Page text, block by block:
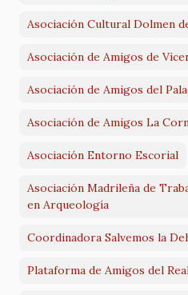
Asociación Cultural Dolmen
Asociación de Amigos de
Asociación de Amigos del
Asociación de Amigos La
Asociación Entorno Escorial
Asociación Madrileña de
en Arqueología
Coordinadora Salvemos la
Plataforma de Amigos del